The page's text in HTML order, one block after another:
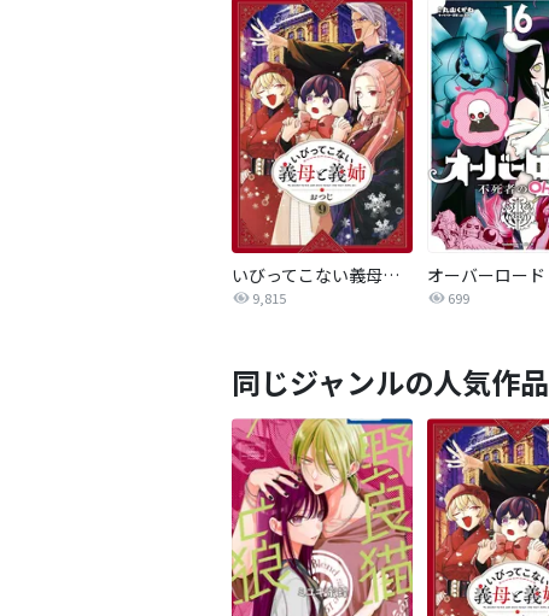
いびってこない義母と義姉
9,815 699
同じジャンルの人気作品